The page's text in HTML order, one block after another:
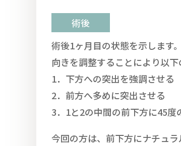
術後
術後1ヶ月目の状態を示します
向きを調整することにより以
1．下方への突出を強調させる
2．前方へ多めに突出させる
3．1と2の中間の前下方に45度
今回の方は、前下方にナチュ